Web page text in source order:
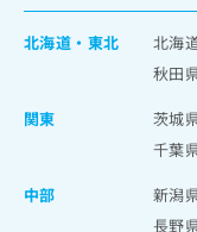
北海道 ・ 東北 北海
秋田
関東
茨城
千葉
中部
新潟
長野